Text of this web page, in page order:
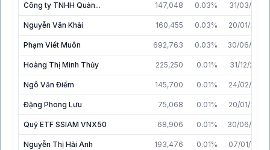
Công ty TNHH Quản... 147,048 0.03% 31/03/2015
Nguyễn Văn Khải 160,455 0.03% 20/01/2020
Phạm Viết Muôn 692,763 0.03% 30/06/2026
Hoàng Thị Minh Thủy 225,250 0.01% 31/12/2023
Ngô Văn Điểm 145,700 0.01% 24/02/2022
Đặng Phong Lưu 75,068 0.01% 20/01/2020
Quỹ ETF SSIAM VNX50 68,906 0.01% 30/06/2020
Nguyễn Thị Hải Anh 193,476 0.01% 07/01/2026